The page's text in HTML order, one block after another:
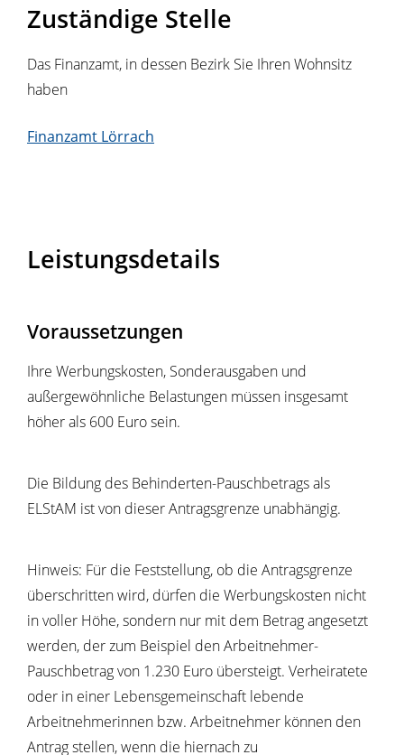
Zuständige Stelle
Das Finanzamt, in dessen Bezirk Sie Ihren Wohnsitz
haben
Finanzamt Lörrach
Leistungsdetails
Voraussetzungen
Ihre Werbungskosten, Sonderausgaben und
außergewöhnliche Belastungen müssen insgesamt
höher als 600 Euro sein.
Die Bildung des Behinderten-Pauschbetrags als
ELStAM ist von dieser Antragsgrenze unabhängig.
Hinweis: Für die Feststellung, ob die Antragsgrenze
überschritten wird, dürfen die Werbungskosten nicht
in voller Höhe, sondern nur mit dem Betrag angesetzt
werden, der zum Beispiel den Arbeitnehmer-
Pauschbetrag von 1.230 Euro übersteigt. Verheiratete
oder in einer Lebensgemeinschaft lebende
Arbeitnehmerinnen bzw. Arbeitnehmer können den
Antrag stellen, wenn die hiernach zu